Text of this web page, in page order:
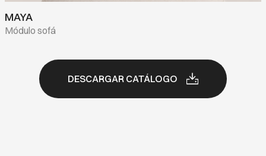
MAYA
Módulo sofá
DESCARGAR CATÁLOGO